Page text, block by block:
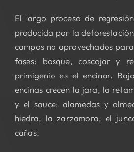
El largo proceso de
producida por la
campos no aprovechados
fases: bosque, coscojar y
primigenio es el encinar.
encinas crecen la jara, la
y el sauce; alamedas y
hiedra, la zarzamora, el
cañas.